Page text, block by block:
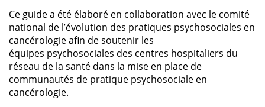
Ce guide a été élaboré en collaboration avec le comité
national de l’évolution des pratiques psychosociales en
cancérologie afin de soutenir les
équipes psychosociales des centres hospitaliers du
réseau de la santé dans la mise en place de
communautés de pratique psychosociale en
cancérologie.